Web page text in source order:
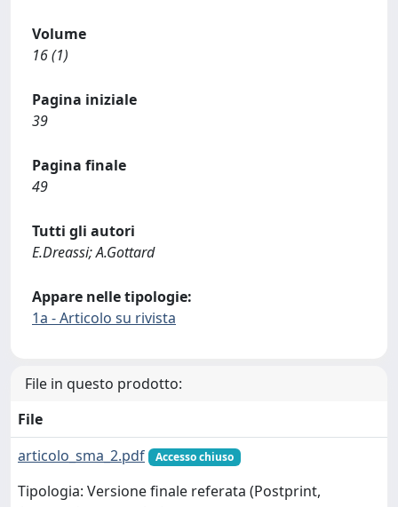
Volume
16 (1)
Pagina iniziale
39
Pagina finale
49
Tutti gli autori
E.Dreassi; A.Gottard
Appare nelle tipologie:
1a - Articolo su rivista
File in questo prodotto:
File
articolo_sma_2.pdf
Accesso chiuso
Tipologia: Versione finale referata (Postprint,